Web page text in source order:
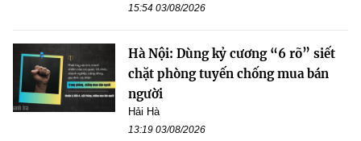
15:54 03/08/2026
Hà Nội: Dùng kỷ cương “6 rõ” siết
chặt phòng tuyến chống mua bán
người
Hải Hà
13:19 03/08/2026